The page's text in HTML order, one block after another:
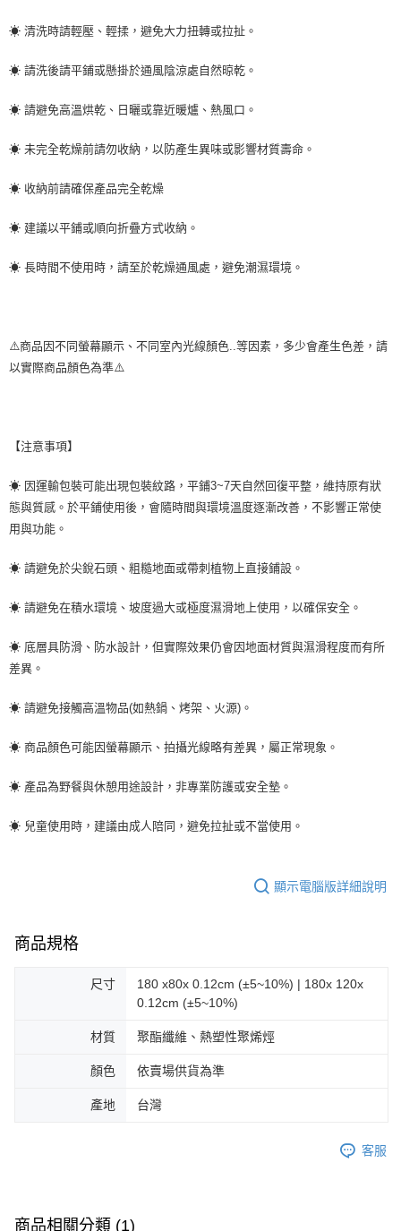
☀ 清洗時請輕壓、輕揉，避免大力扭轉或拉扯。
☀ 請洗後請平鋪或懸掛於通風陰涼處自然晾乾。
☀ 請避免高溫烘乾、日曬或靠近暖爐、熱風口。
☀ 未完全乾燥前請勿收納，以防產生異味或影響材質壽命。
☀ 收納前請確保產品完全乾燥
☀ 建議以平鋪或順向折疊方式收納。
☀ 長時間不使用時，請至於乾燥通風處，避免潮濕環境。
⚠️商品因不同螢幕顯示、不同室內光線顏色..等因素，多少會產生色差，請
以實際商品顏色為準⚠️
【注意事項】
☀ 因運輸包裝可能出現包裝紋路，平鋪3~7天自然回復平整，維持原有狀
態與質感。於平鋪使用後，會隨時間與環境溫度逐漸改善，不影響正常使
用與功能。
☀ 請避免於尖銳石頭、粗糙地面或帶刺植物上直接鋪設。
☀ 請避免在積水環境、坡度過大或極度濕滑地上使用，以確保安全。
☀ 底層具防滑、防水設計，但實際效果仍會因地面材質與濕滑程度而有所
差異。
☀ 請避免接觸高溫物品(如熱鍋、烤架、火源)。
☀ 商品顏色可能因螢幕顯示、拍攝光線略有差異，屬正常現象。
☀ 產品為野餐與休憩用途設計，非專業防護或安全墊。
☀ 兒童使用時，建議由成人陪同，避免拉扯或不當使用。
顯示電腦版詳細說明
商品規格
尺寸
180 x80x 0.12cm (±5~10%) | 180x 120x
0.12cm (±5~10%)
材質 聚酯纖維、熱塑性聚烯烴
顏色 依賣場供貨為準
產地 台灣
客服
商品相關分類 (1)